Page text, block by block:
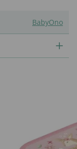
BabyOno